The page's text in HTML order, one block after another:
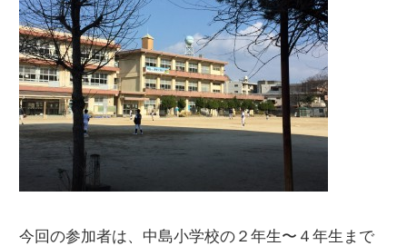
今回の参加者は、中島小学校の２年生〜４年生まで